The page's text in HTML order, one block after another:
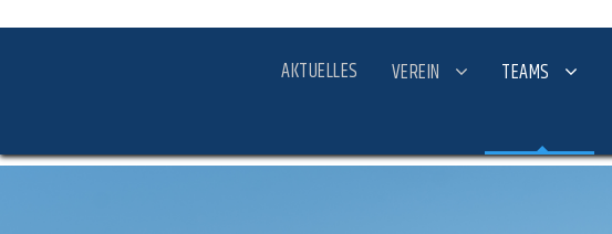
AKTUELLES VEREIN TEAMS